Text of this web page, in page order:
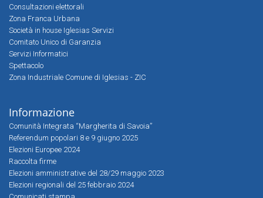
Consultazioni elettorali
Zona Franca Urbana
Società in house Iglesias Servizi
Comitato Unico di Garanzia
Servizi Informatici
Spettacolo
Zona Industriale Comune di Iglesias - ZIC
Informazione
Comunità Integrata “Margherita di Savoia”
Referendum popolari 8 e 9 giugno 2025
Elezioni Europee 2024
Raccolta firme
Elezioni amministrative del 28/29 maggio 2023
Elezioni regionali del 25 febbraio 2024